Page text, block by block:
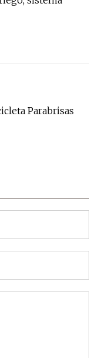
Parabrisas